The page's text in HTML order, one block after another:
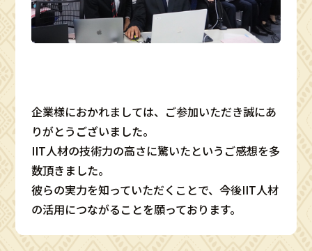
企業様におかれましては、ご参加いただき誠にあ
りがとうございました。
IIT人材の技術力の高さに驚いたというご感想を多
数頂きました。
彼らの実力を知っていただくことで、今後IIT人材
の活用につながることを願っております。